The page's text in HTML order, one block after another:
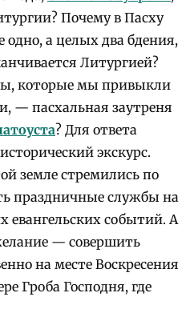
Почему в Пасху
одно, а целых два бдения,
Литургией?
которые мы привыкли
— пасхальная заутреня
? Для ответа
экскурс.
земле стремились по
праздничные службы на
евангельских событий. А
— совершить
на месте Воскресения
Гроба Господня, где